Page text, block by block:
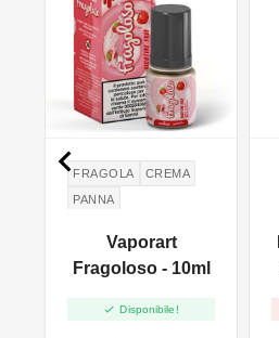
FRAGOLA
CREMA
PANNA
Vaporart
Fragoloso - 10ml
 Disponibile!
